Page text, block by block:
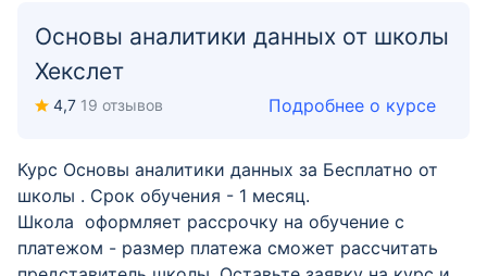
Основы аналитики данных от школы
Хекслет
4,7 19 отзывов Подробнее о курсе
Курс Основы аналитики данных за Бесплатно от
школы . Срок обучения - 1 месяц.
Школа оформляет рассрочку на обучение с
платежом - размер платежа сможет рассчитать